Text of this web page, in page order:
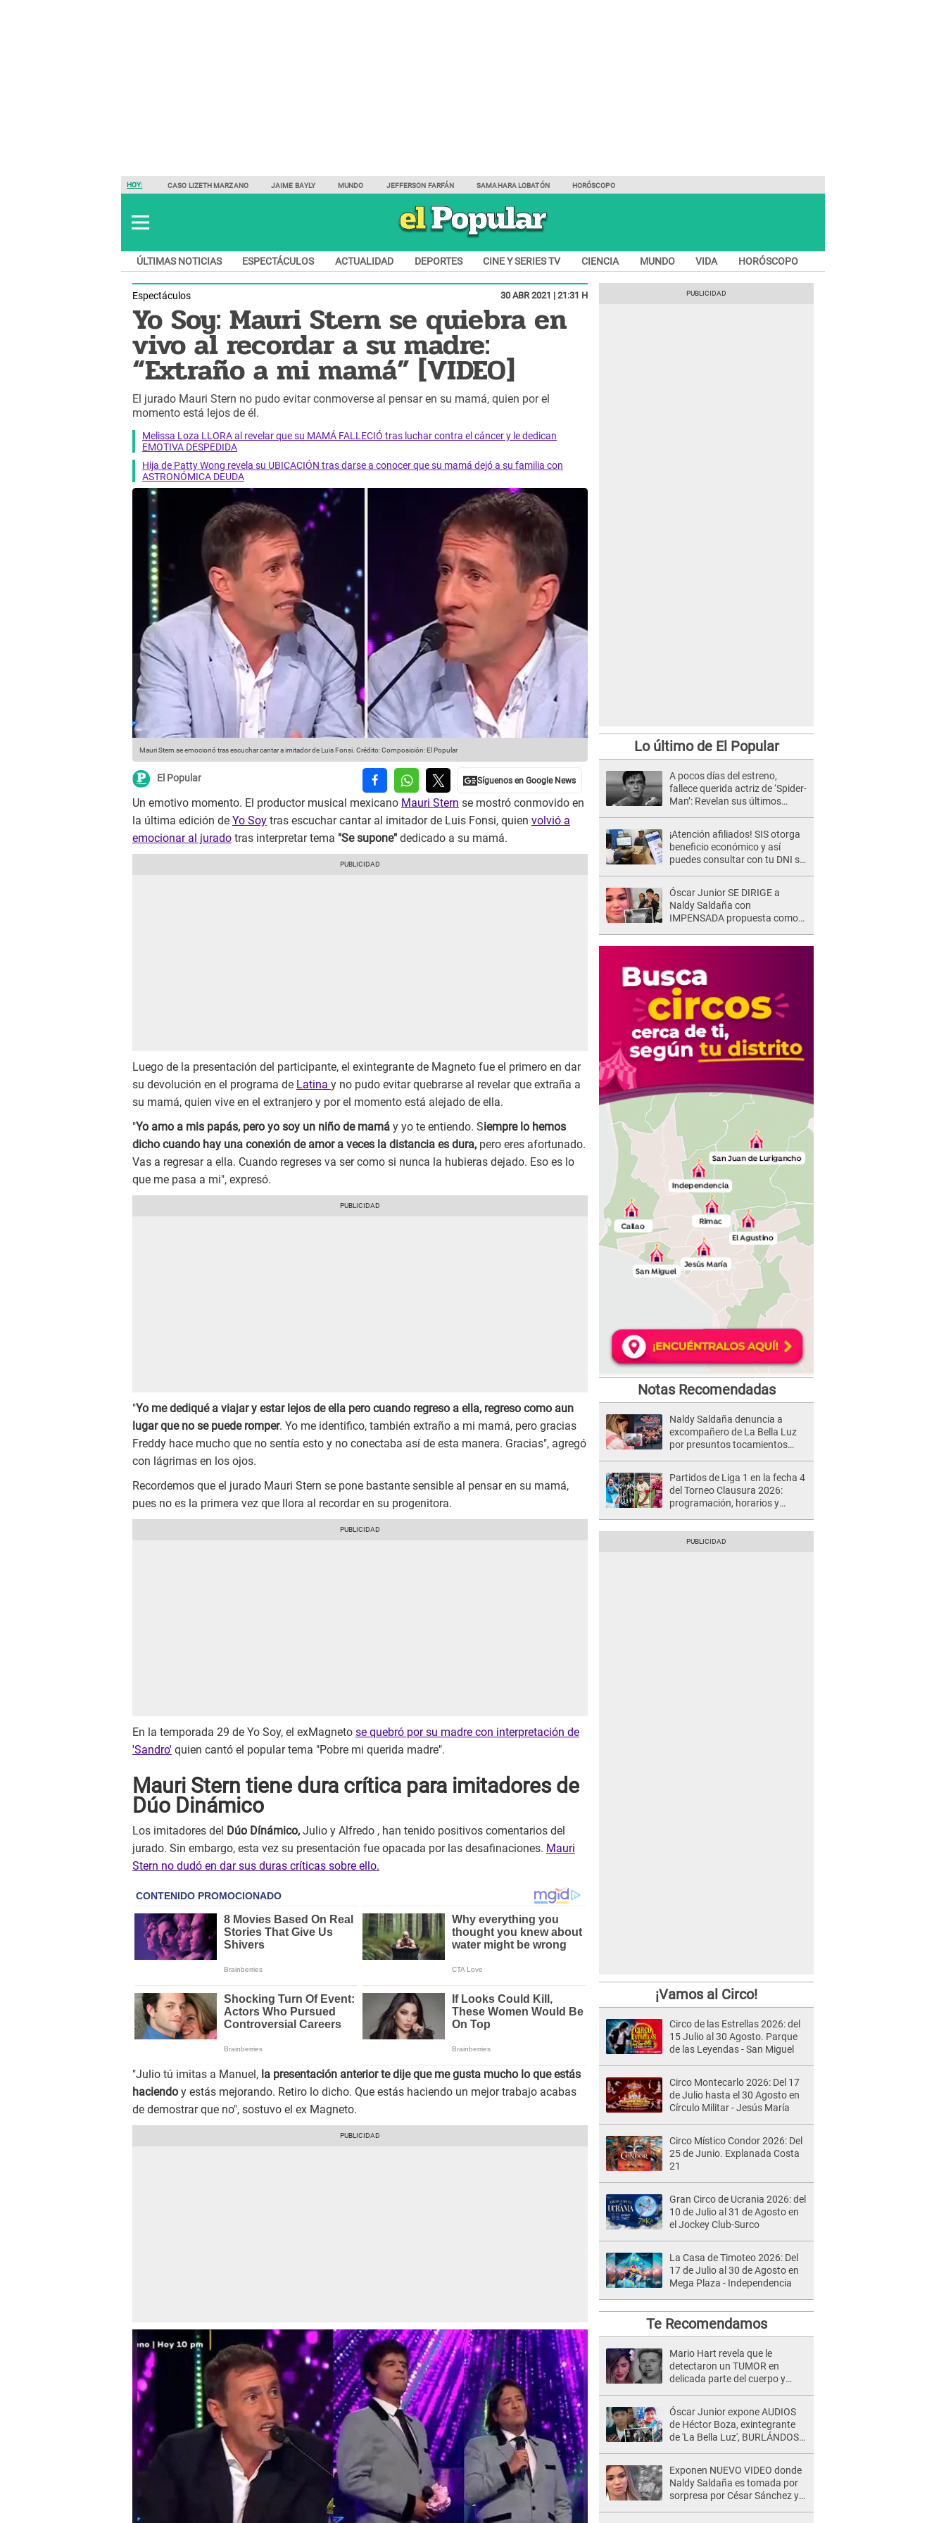
HOY: CASO LIZETH MARZANO JAIME BAYLY MUNDO JEFFERSON FARFÁN SAMAHARA LOBATÓN HORÓSCOPO
ÚLTIMAS NOTICIAS ESPECTÁCULOS ACTUALIDAD DEPORTES CINE Y SERIES TV CIENCIA MUNDO VIDA HORÓSCOPO
Espectáculos 30 ABR 2021 | 21:31 H
Yo Soy: Mauri Stern se quiebra en
vivo al recordar a su madre:
“Extraño a mi mamá” [VIDEO]
El jurado Mauri Stern no pudo evitar conmoverse al pensar en su mamá, quien por el
momento está lejos de él.
Melissa Loza LLORA al revelar que su MAMÁ FALLECIÓ tras luchar contra el cáncer y le dedican
EMOTIVA DESPEDIDA
Hija de Patty Wong revela su UBICACIÓN tras darse a conocer que su mamá dejó a su familia con
ASTRONÓMICA DEUDA
Mauri Stern se emocionó tras escuchar cantar a imitador de Luis Fonsi. Crédito: Composición: El Popular
El Popular
Un emotivo momento. El productor musical mexicano Mauri Stern se mostró conmovido en
la última edición de Yo Soy tras escuchar cantar al imitador de Luis Fonsi, quien volvió a
emocionar al jurado tras interpretar tema "Se supone" dedicado a su mamá.
Luego de la presentación del participante, el exintegrante de Magneto fue el primero en dar
su devolución en el programa de Latina y no pudo evitar quebrarse al revelar que extraña a
su mamá, quien vive en el extranjero y por el momento está alejado de ella.
"Yo amo a mis papás, pero yo soy un niño de mamá y yo te entiendo. Siempre lo hemos
dicho cuando hay una conexión de amor a veces la distancia es dura, pero eres afortunado.
Vas a regresar a ella. Cuando regreses va ser como si nunca la hubieras dejado. Eso es lo
que me pasa a mi", expresó.
"Yo me dediqué a viajar y estar lejos de ella pero cuando regreso a ella, regreso como aun
lugar que no se puede romper. Yo me identifico, también extraño a mi mamá, pero gracias
Freddy hace mucho que no sentía esto y no conectaba así de esta manera. Gracias", agregó
con lágrimas en los ojos.
Recordemos que el jurado Mauri Stern se pone bastante sensible al pensar en su mamá,
pues no es la primera vez que llora al recordar en su progenitora.
En la temporada 29 de Yo Soy, el exMagneto se quebró por su madre con interpretación de
'Sandro' quien cantó el popular tema "Pobre mi querida madre".
Mauri Stern tiene dura crítica para imitadores de
Dúo Dinámico
Los imitadores del Dúo Dínámico, Julio y Alfredo , han tenido positivos comentarios del
jurado. Sin embargo, esta vez su presentación fue opacada por las desafinaciones. Mauri
Stern no dudó en dar sus duras críticas sobre ello.
"Julio tú imitas a Manuel, la presentación anterior te dije que me gusta mucho lo que estás
haciendo y estás mejorando. Retiro lo dicho. Que estás haciendo un mejor trabajo acabas
de demostrar que no", sostuvo el ex Magneto.
Lo último de El Popular
A pocos días del estreno,
fallece querida actriz de ‘Spider-
Man’: Revelan sus últimos
¡Atención afiliados! SIS otorga
beneficio económico y así
puedes consultar con tu DNI si
Óscar Junior SE DIRIGE a
Naldy Saldaña con
IMPENSADA propuesta como
Notas Recomendadas
Naldy Saldaña denuncia a
excompañero de La Bella Luz
por presuntos tocamientos
Partidos de Liga 1 en la fecha 4
del Torneo Clausura 2026:
programación, horarios y
¡Vamos al Circo!
Circo de las Estrellas 2026: del
15 Julio al 30 Agosto. Parque
de las Leyendas - San Miguel
Circo Montecarlo 2026: Del 17
de Julio hasta el 30 Agosto en
Círculo Militar - Jesús María
Circo Místico Condor 2026: Del
25 de Junio. Explanada Costa
21
Gran Circo de Ucrania 2026: del
10 de Julio al 31 de Agosto en
el Jockey Club-Surco
La Casa de Timoteo 2026: Del
17 de Julio al 30 de Agosto en
Mega Plaza - Independencia
Te Recomendamos
Mario Hart revela que le
detectaron un TUMOR en
delicada parte del cuerpo y
muy fuertes..."
Óscar Junior expone AUDIOS
de Héctor Boza, exintegrante
de 'La Bella Luz', BURLÁNDOSE
Exponen NUEVO VIDEO donde
Naldy Saldaña es tomada por
sorpresa por César Sánchez y